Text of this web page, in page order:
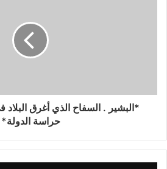
*البشير . السفاح الذي أغرق
حراسة الدولة*